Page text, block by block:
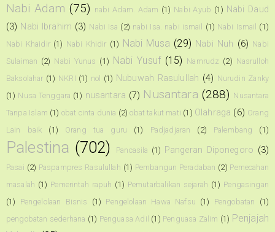
Nabi Adam (75) nabi Adam. Adam (1) Nabi Ayub (1) Nabi Daud
(3) Nabi Ibrahim (3) Nabi Isa (2) nabi Isa. nabi ismail (1) Nabi Ismail (1)
Nabi Khaidir (1) Nabi Khidir (1) Nabi Musa (29) Nabi Nuh (6) Nabi
Sulaiman (2) Nabi Yunus (1) Nabi Yusuf (15) Namrudz (2) Nasrulloh
Baksolahar (1) NKRI (1) nol (1) Nubuwah Rasulullah (4) Nurudin Zanky
(1) Nusa Tenggara (1) nusantara (7) Nusantara (288) Nusantara
Tanpa Islam (1) obat cinta dunia (2) obat takut mati (1) Olahraga (6) Orang
Lain baik
(1) Orang tua guru (1) Padjadjaran (2) Palembang (1)
Palestina (702) Pancasila (1) Pangeran Diponegoro (3)
Pasai (2) Paspampres Rasulullah (1) Pembangun Peradaban (2) Pemecahan
masalah (1) Pemerintah rapuh (1) Pemutarbalikan sejarah (1) Pengasingan
(1)
Pengelolaan Bisnis (1) Pengelolaan Hawa Nafsu (1) Pengobatan
(1)
pengobatan sederhana (1) Penguasa Adil (1) Penguasa Zalim (1) Penjajah